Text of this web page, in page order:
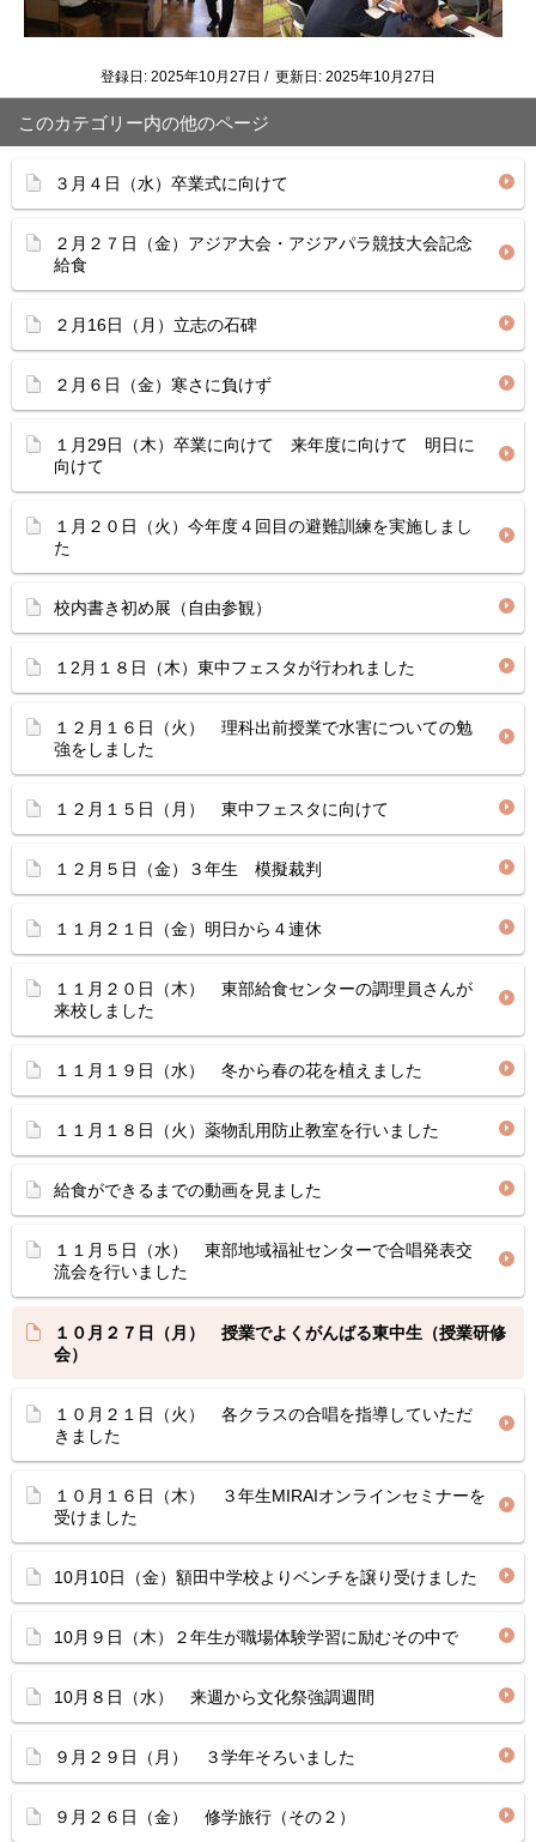
登録日: 2025年10月27日 / 更新日: 2025年10月27日
このカテゴリー内の他のページ
３月４日（水）卒業式に向けて
２月２７日（金）アジア大会・アジアパラ競技大会記念
給食
２月16日（月）立志の石碑
２月６日（金）寒さに負けず
１月29日（木）卒業に向けて 来年度に向けて 明日に
向けて
１月２０日（火）今年度４回目の避難訓練を実施しまし
た
校内書き初め展（自由参観）
１2月１８日（木）東中フェスタが行われました
１２月１６日（火） 理科出前授業で水害についての勉
強をしました
１２月１５日（月） 東中フェスタに向けて
１２月５日（金）３年生 模擬裁判
１１月２１日（金）明日から４連休
１１月２０日（木） 東部給食センターの調理員さんが
来校しました
１１月１９日（水） 冬から春の花を植えました
１１月１８日（火）薬物乱用防止教室を行いました
給食ができるまでの動画を見ました
１１月５日（水） 東部地域福祉センターで合唱発表交
流会を行いました
１０月２７日（月） 授業でよくがんばる東中生（授業研修
会）
１０月２１日（火） 各クラスの合唱を指導していただ
きました
１０月１６日（木） ３年生MIRAIオンラインセミナーを
受けました
10月10日（金）額田中学校よりベンチを譲り受けました
10月９日（木）２年生が職場体験学習に励むその中で
10月８日（水） 来週から文化祭強調週間
９月２９日（月） ３学年そろいました
９月２６日（金） 修学旅行（その２）